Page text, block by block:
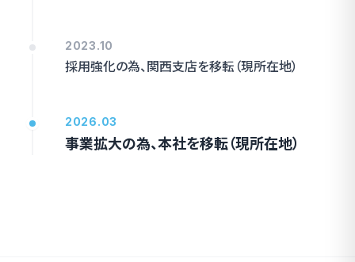
2023.10
採用強化の為、関西支店を移転（現所在地）
2026.03
事業拡大の為、本社を移転（現所在地）